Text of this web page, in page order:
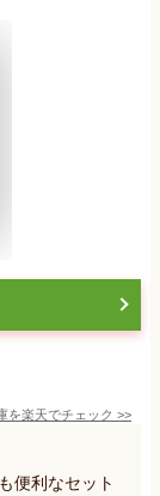
を楽天でチェック >>
便利なセット